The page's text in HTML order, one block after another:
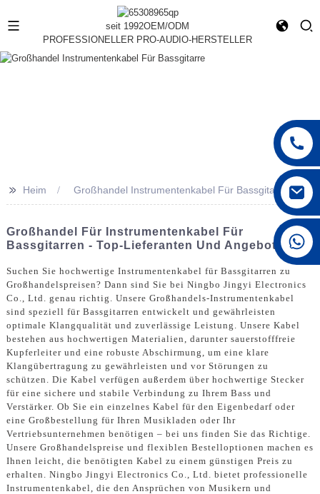
seit 1992OEM/ODM
PROFESSIONELLER PRO-AUDIO-HERSTELLER
+86 15168592711
>> Heim Großhandel Instrumentenkabel Für Bassgitarre
Großhandel Für Instrumentenkabel Für
Bassgitarren - Top-Lieferanten Und Angebote
Suchen Sie hochwertige Instrumentenkabel für Bassgitarren zu
Großhandelspreisen? Dann sind Sie bei Ningbo Jingyi Electronics
Co., Ltd. genau richtig. Unsere Großhandels-Instrumentenkabel
sind speziell für Bassgitarren entwickelt und gewährleisten
optimale Klangqualität und zuverlässige Leistung. Unsere Kabel
bestehen aus hochwertigen Materialien, darunter sauerstofffreie
Kupferleiter und eine robuste Abschirmung, um eine klare
Klangübertragung zu gewährleisten und vor Störungen zu
schützen. Die Kabel verfügen außerdem über hochwertige Stecker
für eine sichere und stabile Verbindung zu Ihrem Bass und
Verstärker. Ob Sie ein einzelnes Kabel für den Eigenbedarf oder
eine Großbestellung für Ihren Musikladen oder Ihr
Vertriebsunternehmen benötigen – bei uns finden Sie das Richtige.
Unsere Großhandelspreise und flexiblen Bestelloptionen machen es
Ihnen leicht, die benötigten Kabel zu einem günstigen Preis zu
erhalten. Ningbo Jingyi Electronics Co., Ltd. bietet professionelle
Instrumentenkabel, die den Ansprüchen von Musikern und